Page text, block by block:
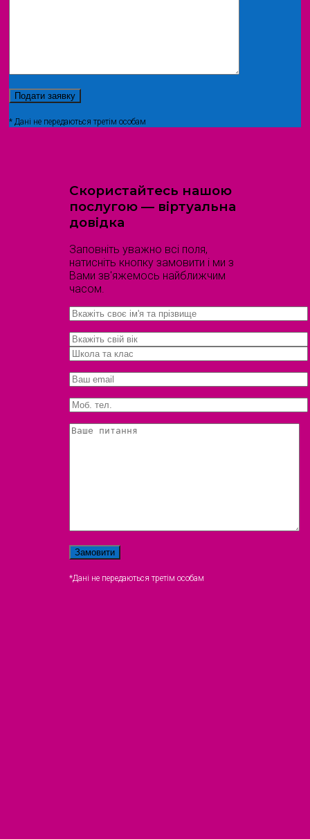
* Дані не передаються третім особам
Скористайтесь нашою
послугою — віртуальна
довідка
Заповніть уважно всі поля,
натисніть кнопку замовити і ми з
Вами зв'яжемось найближчим
часом.
*Дані не передаються третім особам